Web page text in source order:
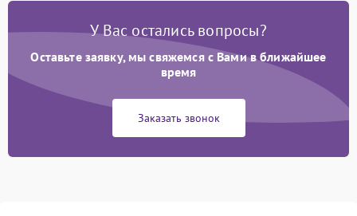
У Вас остались вопросы?
Оставьте заявку, мы свяжемся с Вами в ближайшее
время
Заказать звонок